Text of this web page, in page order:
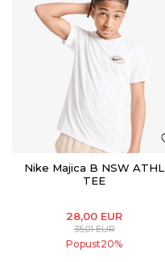
Nike Majica B NSW ATHL
TEE
28,00 EUR
35,01EUR
Popust20%